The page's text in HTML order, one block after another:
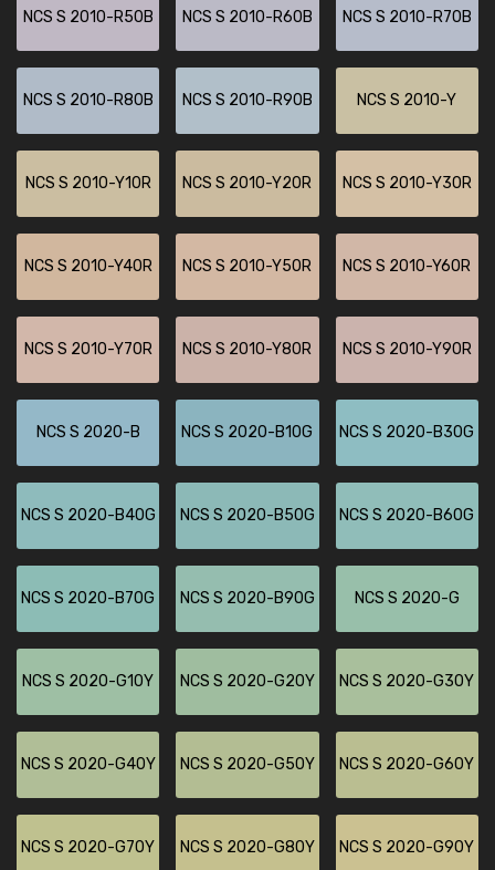
NCS S 2010-R50B NCS S 2010-R60B NCS S 2010-R70B
NCS S 2010-R80B NCS S 2010-R90B NCS S 2010-Y
NCS S 2010-Y10R NCS S 2010-Y20R NCS S 2010-Y30R
NCS S 2010-Y40R NCS S 2010-Y50R NCS S 2010-Y60R
NCS S 2010-Y70R NCS S 2010-Y80R NCS S 2010-Y90R
NCS S 2020-B NCS S 2020-B10G NCS S 2020-B30G
NCS S 2020-B40G NCS S 2020-B50G NCS S 2020-B60G
NCS S 2020-B70G NCS S 2020-B90G NCS S 2020-G
NCS S 2020-G10Y NCS S 2020-G20Y NCS S 2020-G30Y
NCS S 2020-G40Y NCS S 2020-G50Y NCS S 2020-G60Y
NCS S 2020-G70Y NCS S 2020-G80Y NCS S 2020-G90Y